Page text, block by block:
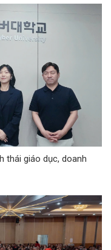
thái giáo dục, doanh